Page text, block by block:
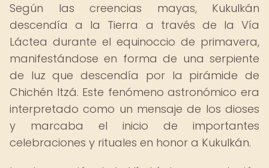
Según las creencias mayas, Kukulkán
descendía a la Tierra a través de la Vía
Láctea durante el equinoccio de primavera,
manifestándose en forma de una serpiente
de luz que descendía por la pirámide de
Chichén Itzá. Este fenómeno astronómico era
interpretado como un mensaje de los dioses
y marcaba el inicio de importantes
celebraciones y rituales en honor a Kukulkán.